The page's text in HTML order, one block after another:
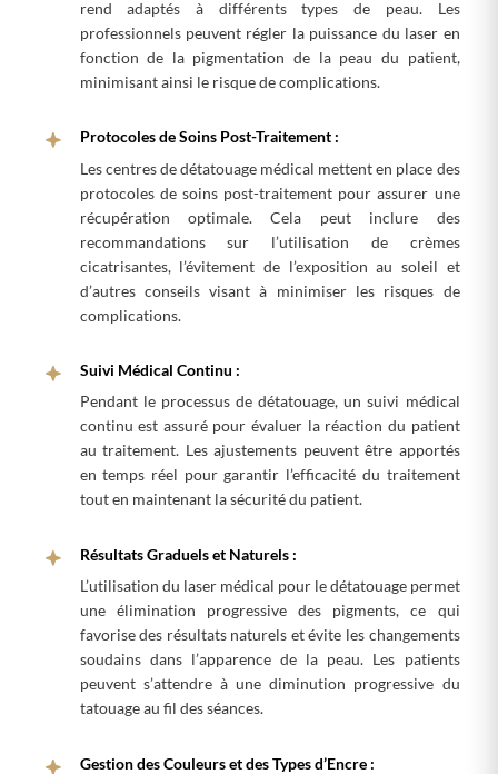
rend adaptés à différents types de peau. Les
professionnels peuvent régler la puissance du laser en
fonction de la pigmentation de la peau du patient,
minimisant ainsi le risque de complications.
Protocoles de Soins Post-Traitement :
Les centres de détatouage médical mettent en place des
protocoles de soins post-traitement pour assurer une
récupération optimale. Cela peut inclure des
recommandations sur l’utilisation de crèmes
cicatrisantes, l’évitement de l’exposition au soleil et
d’autres conseils visant à minimiser les risques de
complications.
Suivi Médical Continu :
Pendant le processus de détatouage, un suivi médical
continu est assuré pour évaluer la réaction du patient
au traitement. Les ajustements peuvent être apportés
en temps réel pour garantir l’efficacité du traitement
tout en maintenant la sécurité du patient.
Résultats Graduels et Naturels :
L’utilisation du laser médical pour le détatouage permet
une élimination progressive des pigments, ce qui
favorise des résultats naturels et évite les changements
soudains dans l’apparence de la peau. Les patients
peuvent s’attendre à une diminution progressive du
tatouage au fil des séances.
Gestion des Couleurs et des Types d’Encre :